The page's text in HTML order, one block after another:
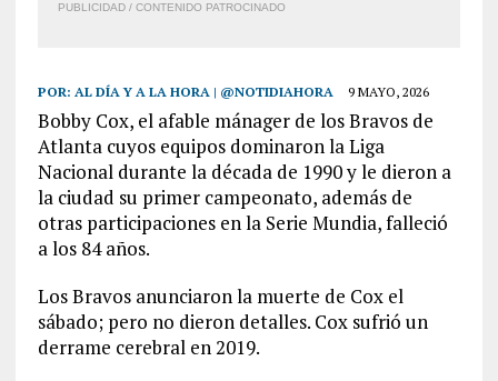
PUBLICIDAD / CONTENIDO PATROCINADO
POR: AL DÍA Y A LA HORA | @NOTIDIAHORA 9 MAYO, 2026
Bobby Cox, el afable mánager de los Bravos de
Atlanta cuyos equipos dominaron la Liga
Nacional durante la década de 1990 y le dieron a
la ciudad su primer campeonato, además de
otras participaciones en la Serie Mundia, falleció
a los 84 años.
Los Bravos anunciaron la muerte de Cox el
sábado; pero no dieron detalles. Cox sufrió un
derrame cerebral en 2019.